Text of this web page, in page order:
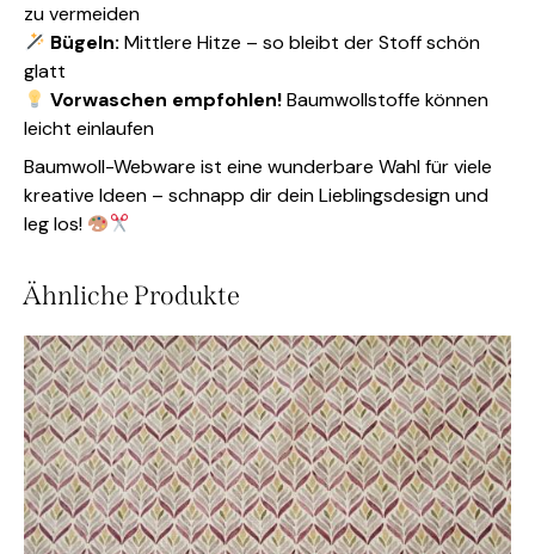
zu vermeiden
Bügeln: Mittlere Hitze – so bleibt der Stoff schön
glatt
Vorwaschen empfohlen!Baumwollstoffe können
leicht einlaufen
Baumwoll-Webware ist eine wunderbare Wahl für viele
kreative Ideen – schnapp dir dein Lieblingsdesign und
leg los!
Ähnliche Produkte